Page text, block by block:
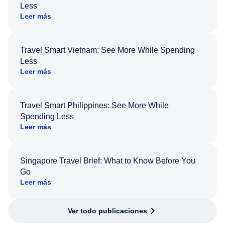
Less
Leer más
Travel Smart Vietnam: See More While Spending
Less
Leer más
Travel Smart Philippines: See More While
Spending Less
Leer más
Singapore Travel Brief: What to Know Before You
Go
Leer más
Ver todo publicaciones